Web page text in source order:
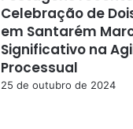
Celebração de
em Santarém
Significativo na
Processual
25 de outubro de 2024